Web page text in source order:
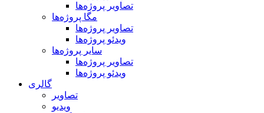
تصاویر پروژه‌ها
مگا پروژه‌ها
تصاویر پروژه‌ها
ویدئو پروژه‌ها
سایر پروژه‌ها
تصاویر پروژه‌ها
ویدئو پروژه‌ها
گالری
تصاویر
ویدیو